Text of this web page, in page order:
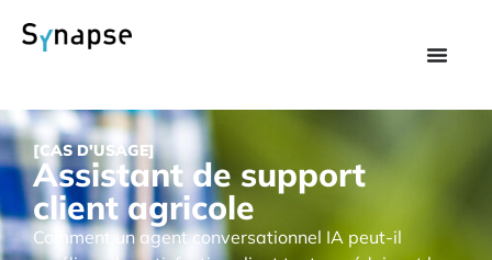
[CAS D'USAGE]
Assistant de support
client agricole
Comment un agent conversationnel IA peut-il